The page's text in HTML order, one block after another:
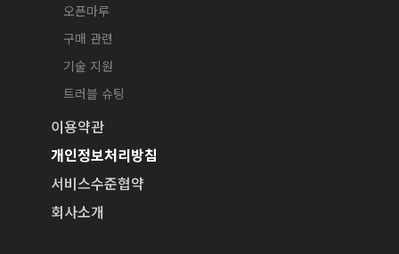
오픈마루
구매 관련
기술 지원
트러블 슈팅
이용약관
개인정보처리방침
서비스수준협약
회사소개